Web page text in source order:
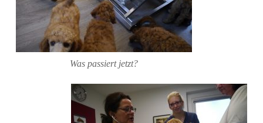
Was passiert jetzt?